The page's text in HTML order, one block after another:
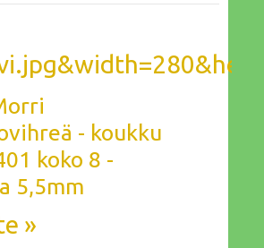
- koukku
koko 8 -
5,5mm
»